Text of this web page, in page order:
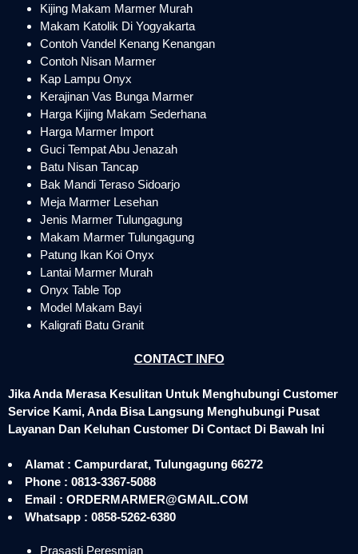
Kijing Makam Marmer Murah
Makam Katolik Di Yogyakarta
Contoh Vandel Kenang Kenangan
Contoh Nisan Marmer
Kap Lampu Onyx
Kerajinan Vas Bunga Marmer
Harga Kijing Makam Sederhana
Harga Marmer Import
Guci Tempat Abu Jenazah
Batu Nisan Tancap
Bak Mandi Teraso Sidoarjo
Meja Marmer Lesehan
Jenis Marmer Tulungagung
Makam Marmer Tulungagung
Patung Ikan Koi Onyx
Lantai Marmer Murah
Onyx Table Top
Model Makam Bayi
Kaligrafi Batu Granit
CONTACT INFO
Jika Anda Merasa Kesulitan Untuk Menghubungi Customer
Service Kami, Anda Bisa Langsung Menghubungi Pusat
Layanan Dan Keluhan Customer Di Contact Di Bawah Ini
Alamat : Campurdarat, Tulungagung 66272
Phone : 0813-3367-5088
Email : ORDERMARMER@GMAIL.COM
Whatsapp : 0858-5262-6380
Prasasti Peresmian